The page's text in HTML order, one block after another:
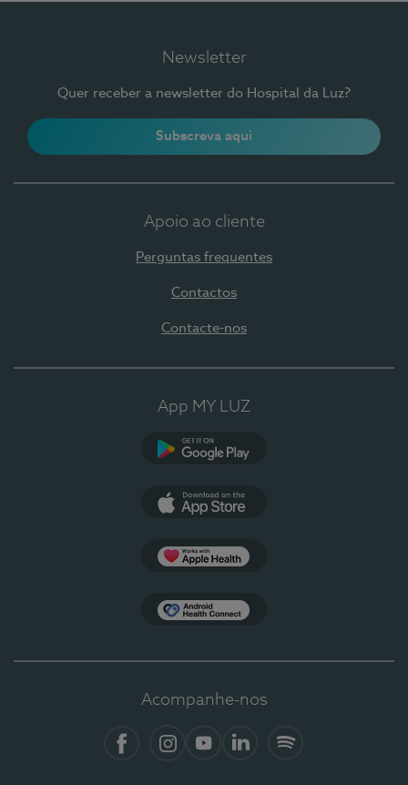
Newsletter
Quer receber a newsletter do Hospital da Luz?
Subscreva aqui
Apoio ao cliente
Perguntas frequentes
Contactos
Contacte-nos
App MY LUZ
Acompanhe-nos